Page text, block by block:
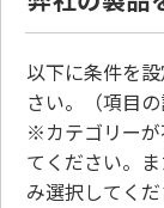
以下に条件を
さい。（項目
※カテゴリーが
てください。
み選択してくだ